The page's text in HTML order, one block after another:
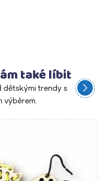
také líbit
dětskými trendy s
výběrem.